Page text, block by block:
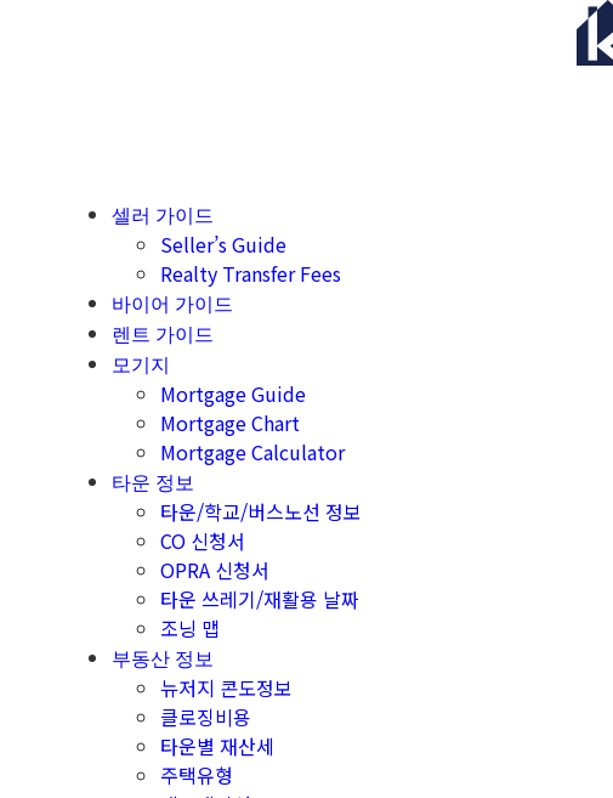
셀러 가이드
Seller’s Guide
Realty Transfer Fees
바이어 가이드
렌트 가이드
모기지
Mortgage Guide
Mortgage Chart
Mortgage Calculator
타운 정보
타운/학교/버스노선 정보
CO 신청서
OPRA 신청서
타운 쓰레기/재활용 날짜
조닝 맵
부동산 정보
뉴저지 콘도정보
클로징비용
타운별 재산세
주택유형